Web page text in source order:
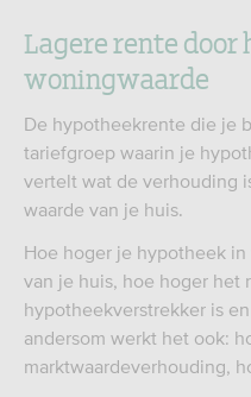
Lagere rente door
woningwaarde
De hypotheekrente die je
tariefgroep waarin je
vertelt wat de verhouding
waarde van je huis.
Hoe hoger je hypotheek
van je huis, hoe hoger het
hypotheekverstrekker is
andersom werkt het ook:
marktwaardeverhouding,